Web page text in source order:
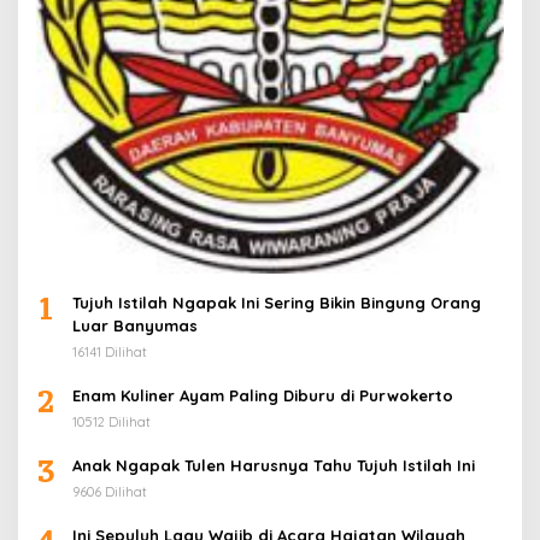
1
Tujuh Istilah Ngapak Ini Sering Bikin Bingung Orang
Luar Banyumas
16141 Dilihat
2 Enam Kuliner Ayam Paling Diburu di Purwokerto
10512 Dilihat
3 Anak Ngapak Tulen Harusnya Tahu Tujuh Istilah Ini
9606 Dilihat
Ini Sepuluh Lagu Wajib di Acara Hajatan Wilayah